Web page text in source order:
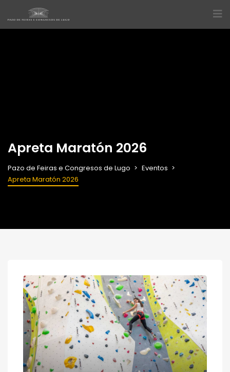
Apreta Maratón 2026
Pazo de Feiras e Congresos de Lugo
Eventos
Apreta Maratón 2026